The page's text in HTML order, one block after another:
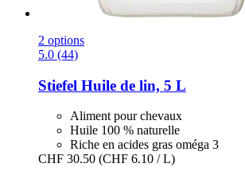
2 options
5.0 (44)
Stiefel Huile de lin, 5 L
Aliment pour chevaux
Huile 100 % naturelle
Riche en acides gras oméga 3
CHF 30.50 (CHF 6.10 / L)